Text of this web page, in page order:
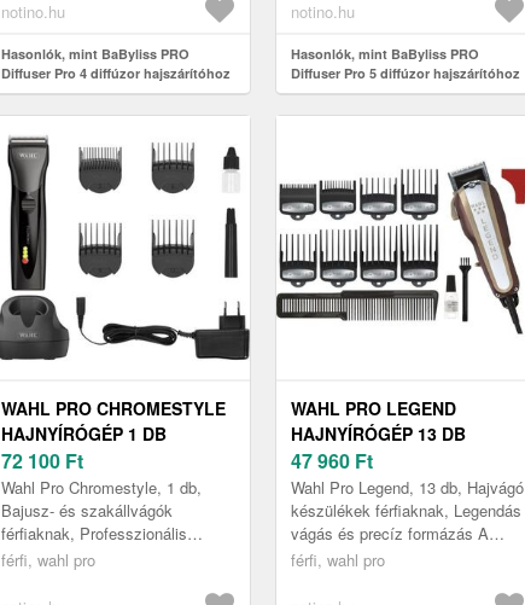
notino.hu
Hasonlók, mint BaByliss PRO
Diffuser Pro 4 diffúzor hajszárítóhoz
BABD05E 3 db
notino.hu
Hasonlók, mint BaByliss PRO
Diffuser Pro 5 diffúzor hajszárítóhoz
BABD11E 1 db
WAHL PRO CHROMESTYLE
HAJNYÍRÓGÉP 1 DB
72 100 Ft
Wahl Pro Chromestyle, 1 db,
Bajusz- és szakállvágók
férfiaknak, Professzionális
minőség a bármikor és bárhol
férfi, wahl pro
WAHL PRO LEGEND
HAJNYÍRÓGÉP 13 DB
47 960 Ft
Wahl Pro Legend, 13 db, Hajvágó
készülékek férfiaknak, Legendás
vágás és precíz formázás A
Wahl Pro 5-Star Legend
férfi, wahl pro